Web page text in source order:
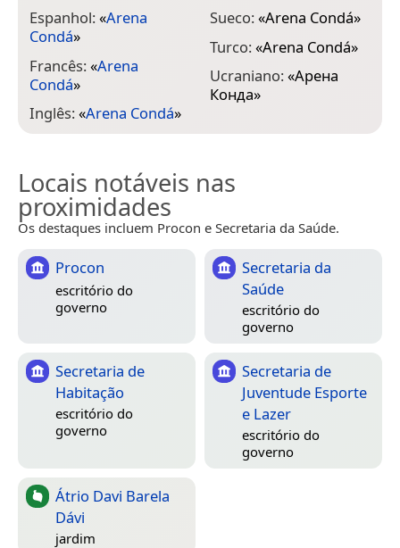
Espanhol:«Arena
Condá»
Francês:«Arena
Condá»
Inglês:«Arena Condá»
Sueco:«Arena Condá»
Turco:«Arena Condá»
Ucraniano:«Арена
Конда»
Locais notáveis nas
proximidades
Os destaques incluem Procon e Secretaria da Saúde.
Procon
escritório do
governo
Secretaria da
Saúde
escritório do
governo
Secretaria de
Habitação
escritório do
governo
Secretaria de
Juventude Esporte
e Lazer
escritório do
governo
Átrio Davi Barela
Dávi
jardim